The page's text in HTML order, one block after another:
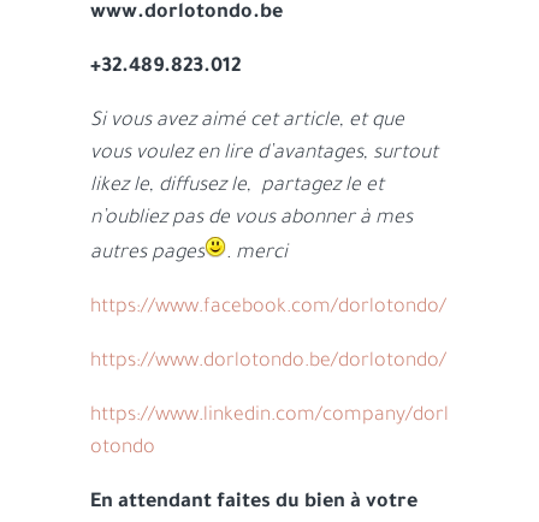
www.dorlotondo.be
+32.489.823.012
Si vous avez aimé cet article, et que
vous voulez en lire d’avantages, surtout
likez le, diffusez le, partagez le et
n’oubliez pas de vous abonner à mes
autres pages
. merci
https://www.facebook.com/dorlotondo/
https://www.dorlotondo.be/dorlotondo/
https://www.linkedin.com/company/dorl
otondo
En attendant faites du bien à votre